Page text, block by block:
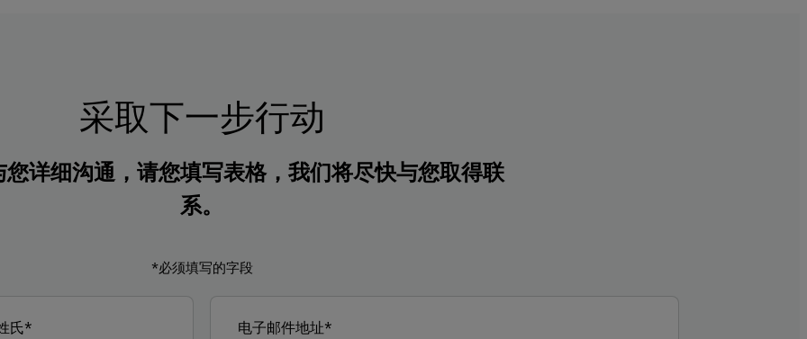
采取下一步行动
详细沟通，请您填写表格，我们将尽快与您取得联
系。
*必须填写的字段